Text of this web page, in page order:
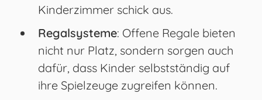
Kinderzimmer schick aus.
Regalsysteme: Offene Regale bieten
nicht nur Platz, sondern sorgen auch
dafür, dass Kinder selbstständig auf
ihre Spielzeuge zugreifen können.